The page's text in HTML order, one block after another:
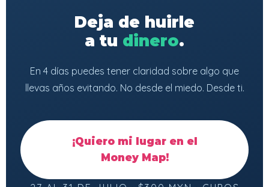
Deja de huirle
a tu dinero.
En 4 días puedes tener claridad sobre algo que
llevas años evitando. No desde el miedo. Desde ti.
¡Quiero mi lugar en el
Money Map!